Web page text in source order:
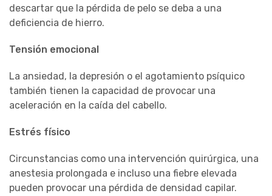
descartar que la pérdida de pelo se deba a una
deficiencia de hierro.
Tensión emocional
La ansiedad, la depresión o el agotamiento psíquico
también tienen la capacidad de provocar una
aceleración en la caída del cabello.
Estrés físico
Circunstancias como una intervención quirúrgica, una
anestesia prolongada e incluso una fiebre elevada
pueden provocar una pérdida de densidad capilar.